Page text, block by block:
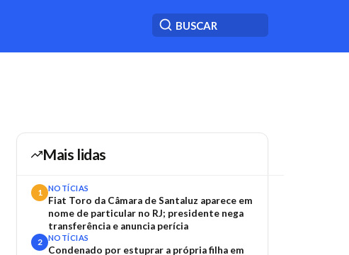
Mais lidas
1 NOTÍCIAS
Fiat Toro da Câmara de Santaluz aparece em
nome de particular no RJ; presidente nega
transferência e anuncia perícia
2 NOTÍCIAS
Condenado por estuprar a própria filha em